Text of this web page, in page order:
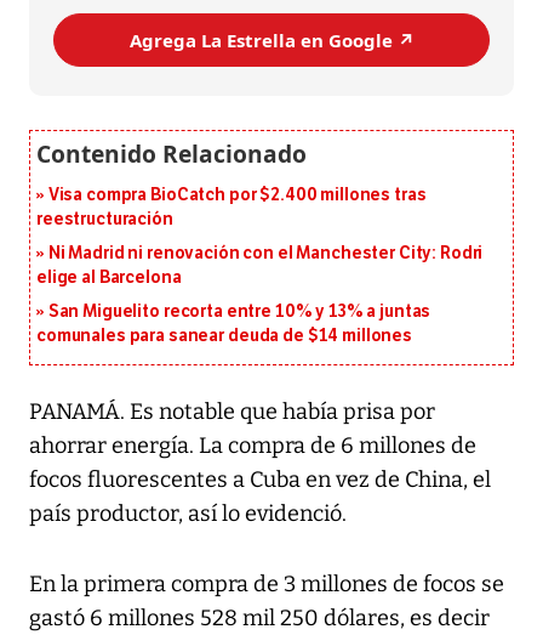
Agrega La Estrella en Google ↗️
Visa compra BioCatch por $2.400 millones tras
reestructuración
Ni Madrid ni renovación con el Manchester City: Rodri
elige al Barcelona
San Miguelito recorta entre 10% y 13% a juntas
comunales para sanear deuda de $14 millones
PANAMÁ. Es notable que había prisa por
ahorrar energía. La compra de 6 millones de
focos fluorescentes a Cuba en vez de China, el
país productor, así lo evidenció.
En la primera compra de 3 millones de focos se
gastó 6 millones 528 mil 250 dólares, es decir